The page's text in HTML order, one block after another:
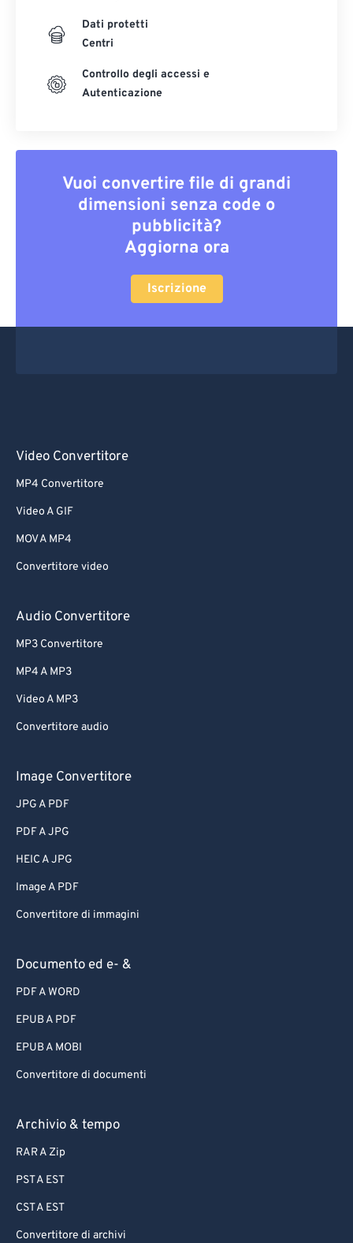
Dati protetti
Centri
Controllo degli accessi e
Autenticazione
Vuoi convertire file di grandi
dimensioni senza code o
pubblicità?
Aggiorna ora
Iscrizione
Video Convertitore
MP4 Convertitore
Video A GIF
MOV A MP4
Convertitore video
Audio Convertitore
MP3 Convertitore
MP4 A MP3
Video A MP3
Convertitore audio
Image Convertitore
JPG A PDF
PDF A JPG
HEIC A JPG
Image A PDF
Convertitore di immagini
Documento ed e- &
PDF A WORD
EPUB A PDF
EPUB A MOBI
Convertitore di documenti
Archivio & tempo
RAR A Zip
PST A EST
CST A EST
Convertitore di archivi